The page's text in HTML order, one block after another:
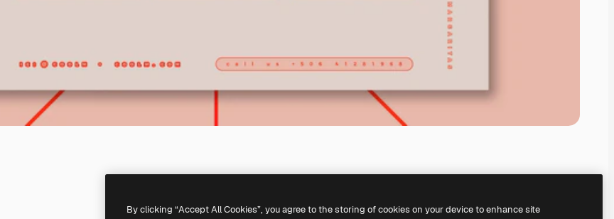
By clicking “Accept All Cookies”, you agree to the storing of cookies on your device to enhance site